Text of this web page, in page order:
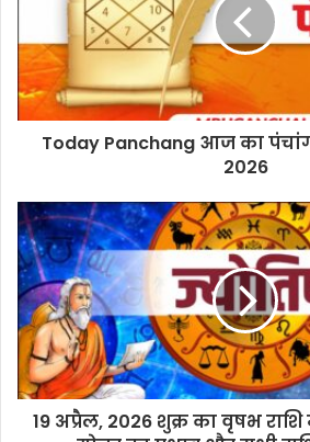
Today Panchang आज का पंचांग
2026
19 अप्रैल, 2026 शुक्र का वृषभ